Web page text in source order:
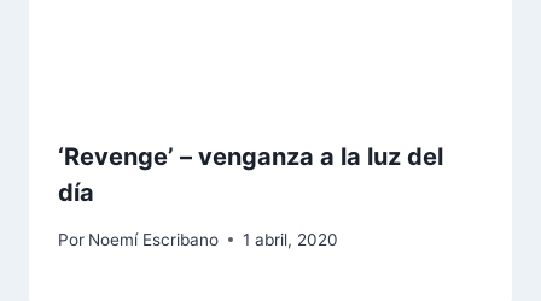
‘Revenge’ – venganza a la luz del
día
Por Noemí Escribano 1 abril, 2020